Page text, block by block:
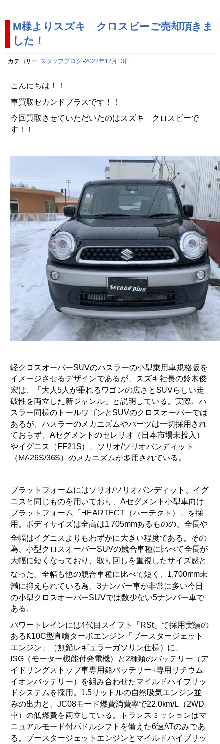
M様よりスズキ クロスビーご売却頂きま
した！
カテゴリー: スタッフブログ -2022年12月13日
こんにちは！！
車買取セカンドプラスです！！
今回買取させていただいたのはスズキ クロスビーで
す！！
軽クロスオーバーSUVのハスラーの小型乗用車規格版を
イメージさせるデザインであるが、スズキ社長の鈴木俊
宏は、「大人5人が乗れるワゴンの広さとSUVらしい走
破性を両立した新ジャンル」と説明している。実際、ハ
スラー同様のトールワゴンとSUVのクロスオーバーでは
あるが、ハスラーのメカニズムやパーツは一切採用され
ておらず、Aセグメントのセレリオ（日本市場未投入）
やイグニス（FF21S）、ソリオ/ソリオバンディット
（MA26S/36S）のメカニズムが多用されている。
プラットフォームにはソリオ/ソリオバンディット、イグ
ニスと同じものを用いており、Aセグメント小型車向け
プラットフォーム「HEARTECT（ハーテクト）」を採
用。ボディサイズは全高は1,705mmあるものの、全長や
全幅はイグニスよりもわずかに大きい程度である。その
為、小型クロスオーバーSUVの競合車種に比べて全長が
大幅に短くなっており、取り回しを重視したサイズ感と
なった。全幅も他の競合車種に比べて短く、1,700mm未
満に抑えられている為、3ナンバー車が非常に多い今日
の小型クロスオーバーSUVでは数少ない5ナンバー車で
ある。
パワートレインには4代目スイフト「RSt」で採用実績の
あるK10C型直噴ターボエンジン「ブースタージェット
エンジン」（無鉛レギュラーガソリン仕様）に、
ISG（モーター機能付発電機）と2種類のバッテリー（ア
イドリングストップ車専用鉛バッテリー+専用リチウム
イオンバッテリー）を組み合わせたマイルドハイブリッ
ドシステムを採用。1.5リットルの自然吸気エンジン並
みの出力と、JC08モード燃費消費率で22.0km/L（2WD
車）の低燃費を両立している。トランスミッションはマ
ニュアルモード付パドルシフトを備えた6速ATのみであ
る。ブースタージェットエンジンとマイルドハイブリッ